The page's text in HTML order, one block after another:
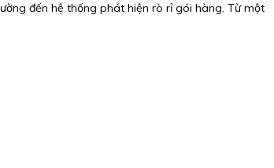
đến hệ thống phát hiện rò rỉ gói hàng. Từ một